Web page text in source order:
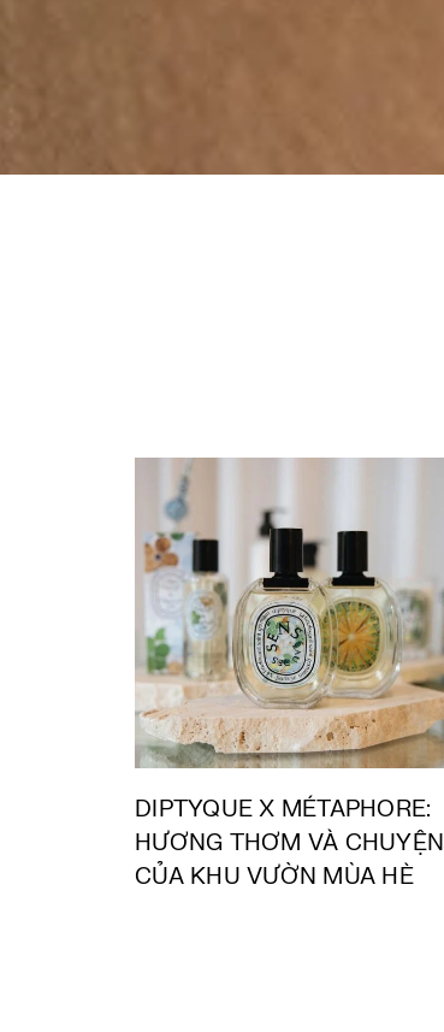
DIPTYQUE X MÉTAPHORE:
HƯƠNG THƠM VÀ CHUYỆN
CỦA KHU VƯỜN MÙA HÈ